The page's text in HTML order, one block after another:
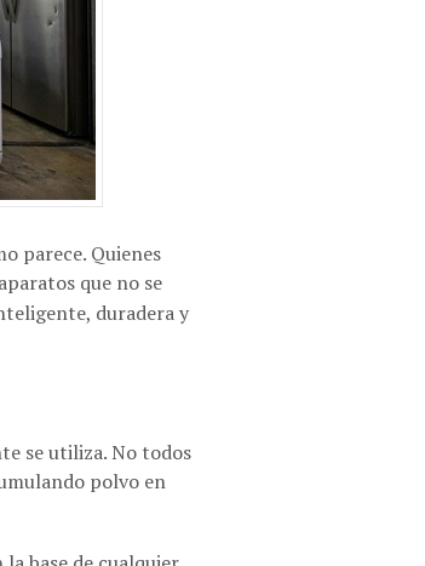
parece. Quienes
que no se
duradera y
se utiliza. No todos
polvo en